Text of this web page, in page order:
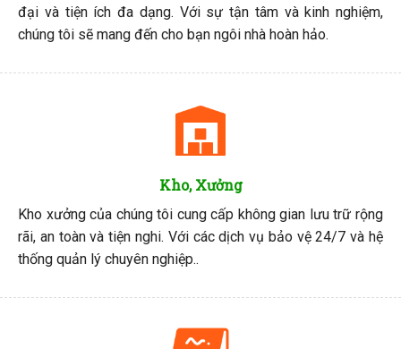
đại và tiện ích đa dạng. Với sự tận tâm và kinh nghiệm,
chúng tôi sẽ mang đến cho bạn ngôi nhà hoàn hảo.
Kho, Xưởng
Kho xưởng của chúng tôi cung cấp không gian lưu trữ rộng
rãi, an toàn và tiện nghi. Với các dịch vụ bảo vệ 24/7 và hệ
thống quản lý chuyên nghiệp..